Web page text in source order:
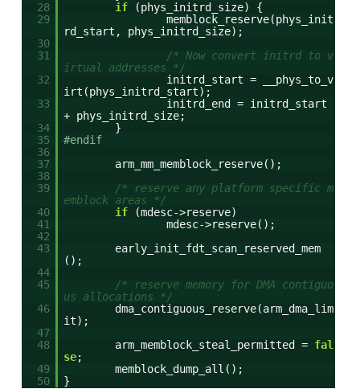
28
if
(phys_initrd_size) {
29
memblock_reserve(phys_init
rd_start, phys_initrd_size);
30
31
/* Now convert initrd to v
irtual addresses */
32
initrd_start = __phys_to_v
irt(phys_initrd_start);
33
initrd_end = initrd_start
+ phys_initrd_size;
34
}
35
#endif
36
37
arm_mm_memblock_reserve();
38
39
/* reserve any platform specific m
emblock areas */
40
if
(mdesc->reserve)
41
mdesc->reserve();
42
43
early_init_fdt_scan_reserved_mem
();
44
45
/* reserve memory for DMA contiguo
us allocations */
46
dma_contiguous_reserve(arm_dma_lim
it);
47
48
arm_memblock_steal_permitted = fal
se;
49
memblock_dump_all();
50
}